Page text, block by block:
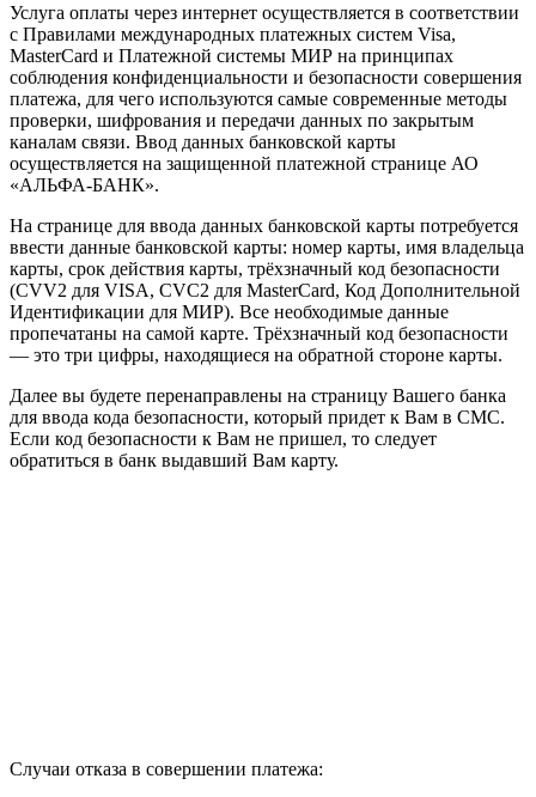
Услуга оплаты через интернет осуществляется в соответствии
с Правилами международных платежных систем Visa,
MasterCard и Платежной системы МИР на принципах
соблюдения конфиденциальности и безопасности совершения
платежа, для чего используются самые современные методы
проверки, шифрования и передачи данных по закрытым
каналам связи. Ввод данных банковской карты
осуществляется на защищенной платежной странице АО
«АЛЬФА-БАНК».
На странице для ввода данных банковской карты потребуется
ввести данные банковской карты: номер карты, имя владельца
карты, срок действия карты, трёхзначный код безопасности
(CVV2 для VISA, CVC2 для MasterCard, Код Дополнительной
Идентификации для МИР). Все необходимые данные
пропечатаны на самой карте. Трёхзначный код безопасности
— это три цифры, находящиеся на обратной стороне карты.
Далее вы будете перенаправлены на страницу Вашего банка
для ввода кода безопасности, который придет к Вам в СМС.
Если код безопасности к Вам не пришел, то следует
обратиться в банк выдавший Вам карту.
Случаи отказа в совершении платежа: